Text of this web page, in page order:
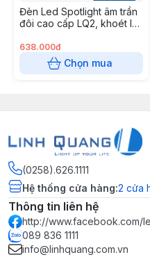
+ Lỗ khoét đế: Ф52mm
+ Chiều cao: 65mm
• Chất liệu cao cấp:Mặt
• Màu sắc vỏ: Bạc xước
• Bảo hành: 02 năm
Đèn Led Spotlight âm trần
đôi cao cấp LQ2, khoét lỗ
638.000đ
Chọn mua
(0258).626.1111
Hệ thống cửa hàng:2 cửa
Thông tin liên hệ
http://www.facebook.com/
089 836 1111
info@linhquang.com.vn